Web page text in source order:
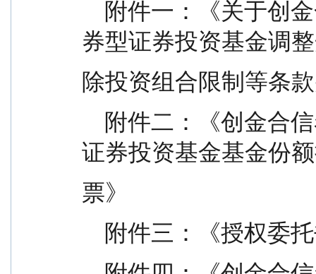
券型证券投资基金调
除投资组合限制等条
证券投资基金基金份
票》
附件三：《授权委